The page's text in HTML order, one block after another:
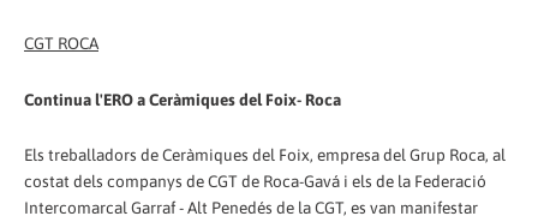
CGT ROCA
Continua l'ERO a Ceràmiques del Foix- Roca
Els treballadors de Ceràmiques del Foix, empresa del Grup Roca, al
costat dels companys de CGT de Roca-Gavá i els de la Federació
Intercomarcal Garraf - Alt Penedés de la CGT, es van manifestar